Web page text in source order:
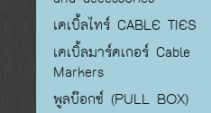
เคเบิ้ลไทร์ CABLE TIES
เคเบิ้ลมาร์คเกอร์ Cable
Markers
พูลบ๊อกซ์ (PULL BOX)